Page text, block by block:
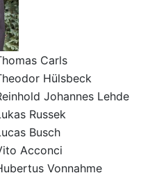
Carls
Hülsbeck
Johannes Lehde
Russek
Busch
Acconci
Vonnahme